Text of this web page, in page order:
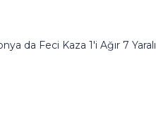
da Feci Kaza 1'i Ağır 7 Yaralı